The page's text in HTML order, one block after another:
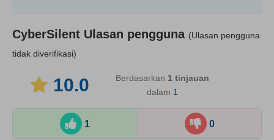
CyberSilent Ulasan pengguna (Ulasan pengguna
tidak diverifikasi)
10.0 Berdasarkan 1 tinjauan
dalam 1
1 0